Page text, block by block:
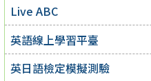
Live ABC
英語線上學習平臺
英日語檢定模擬測驗